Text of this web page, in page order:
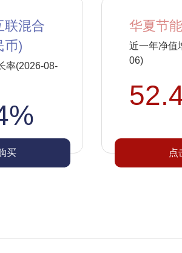
联混合
币)
率(2026-08-
买
华夏节
近一年净值
06)
点